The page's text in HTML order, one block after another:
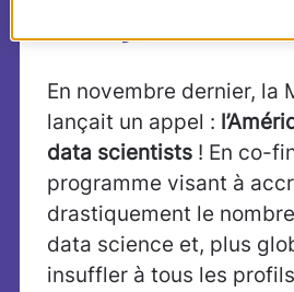
En novembre dernier, la
lançait un appel :
data scientists ! En co-
programme visant à
drastiquement le
data science et, plus
insuffler à tous les